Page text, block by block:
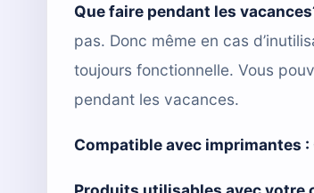
Que faire pendant les
pas. Donc même en cas
toujours fonctionnelle. Vous
pendant les vacances.
Compatible avec imprimantes :